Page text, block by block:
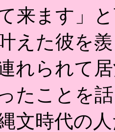
来ます」
えた彼を
れられて
たことを
文時代の